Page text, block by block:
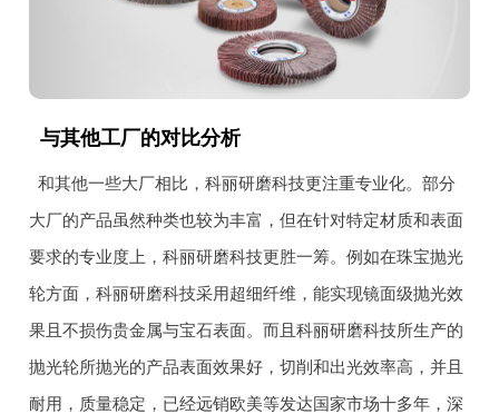
与其他工厂的对比分析
和其他一些大厂相比，科丽研磨科技更注重专业化。部分
大厂的产品虽然种类也较为丰富，但在针对特定材质和表面
要求的专业度上，科丽研磨科技更胜一筹。例如在珠宝抛光
轮方面，科丽研磨科技采用超细纤维，能实现镜面级抛光效
果且不损伤贵金属与宝石表面。而且科丽研磨科技所生产的
抛光轮所抛光的产品表面效果好，切削和出光效率高，并且
耐用，质量稳定，已经远销欧美等发达国家市场十多年，深